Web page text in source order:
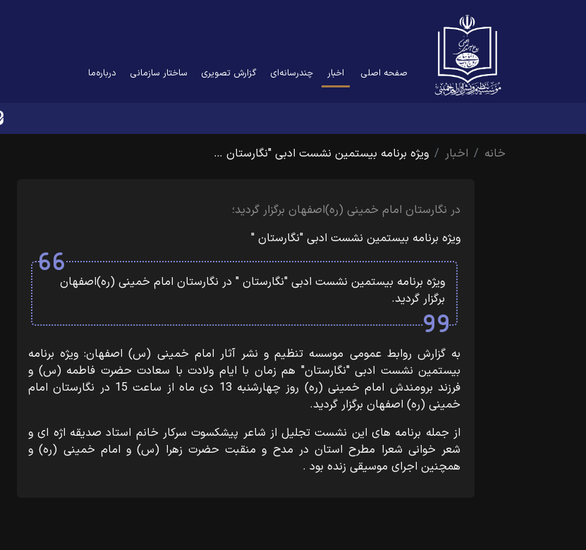
صفحه اصلی اخبار چندرسانه‌ای گزارش تصویری ساختار سازمانی درباره‌ما
خانه
اخبار ویژه برنامه بیستمین نشست ادبی "نگارستان …
در نگارستان امام خمینی (ره)اصفهان برگزار گردید؛
ویژه برنامه بیستمین نشست ادبی "نگارستان "
ویژه برنامه بیستمین نشست ادبی "نگارستان " در نگارستان امام خمینی (ره)اصفهان
برگزار گردید.
به گزارش روابط عمومی موسسه تنظیم و نشر آثار امام خمینی (س) اصفهان: ویژه برنامه
بیستمین نشست ادبی "نگارستان" هم زمان با ایام ولادت با سعادت حضرت فاطمه (س) و
فرزند برومندش امام خمینی (ره) روز چهارشنبه 13 دی ماه از ساعت 15 در نگارستان امام
خمینی (ره) اصفهان برگزار گردید.
از جمله برنامه های این نشست تجلیل از شاعر پیشکسوت سرکار خانم استاد صدیقه اژه ای و
شعر خوانی شعرا مطرح استان در مدح و منقبت حضرت زهرا (س) و امام خمینی (ره) و
همچنین اجرای موسیقی زنده بود .